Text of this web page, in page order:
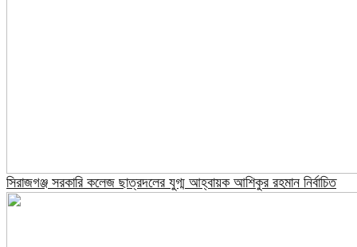
সিরাজগঞ্জ সরকারি কলেজ ছাত্রদলের যুগ্ম আহ্বায়ক আশিকুর রহমান নির্বাচিত